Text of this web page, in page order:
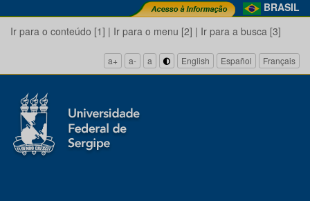
BRASIL
Ir para o conteúdo [1] | Ir para o menu [2] | Ir para a busca [3]
a+ a- a English Español Français